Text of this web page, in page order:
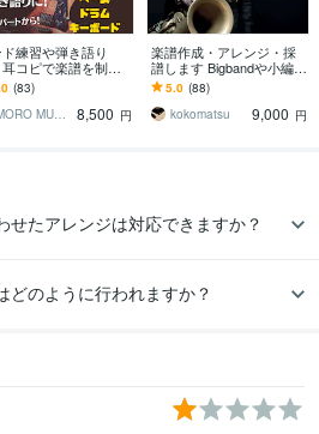
練習や弾き語り
コピで楽譜を制作
す 音楽の経験豊富
家が耳コピで作
習などで大活躍！
(83)
MORO MUSIC HOUSE
8,500 円
楽譜作成・アレンジ・採
譜します Bigbandや小編成
アンサンブルなど、何で
もお任せ下さい！
5.0 (88)
kokomatsu
9,000 円
どのように行われますか？